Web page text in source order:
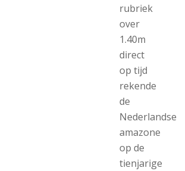
rubriek
over
1.40m
direct
op tijd
rekende
de
Nederlandse
amazone
op de
tienjarige